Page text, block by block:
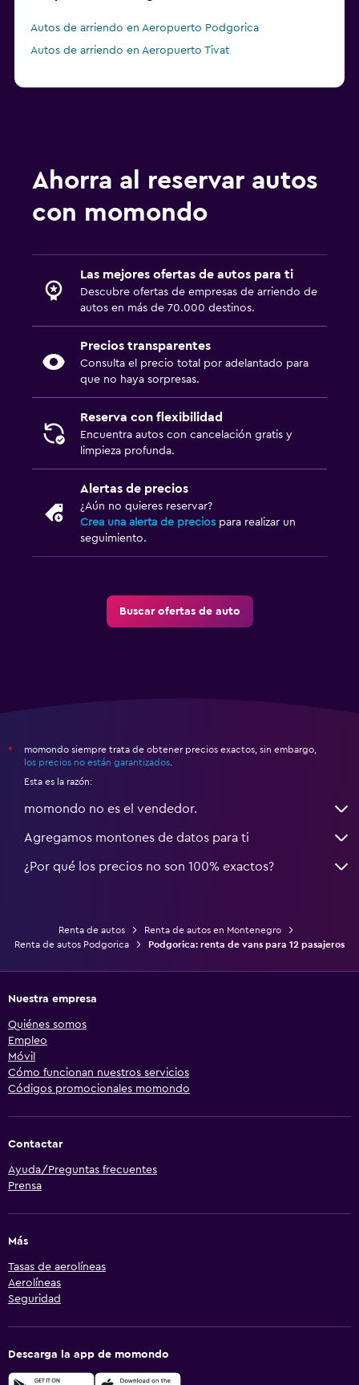
Autos de arriendo en Aeropuerto Podgorica
Autos de arriendo en Aeropuerto Tivat
Ahorra al reservar autos
con momondo
Las mejores ofertas de autos para ti
Descubre ofertas de empresas de arriendo de
autos en más de 70.000 destinos.
Precios transparentes
Consulta el precio total por adelantado para
que no haya sorpresas.
Reserva con flexibilidad
Encuentra autos con cancelación gratis y
limpieza profunda.
Alertas de precios
¿Aún no quieres reservar?
Crea una alerta de precios para realizar un
seguimiento.
Buscar ofertas de auto
*
momondo siempre trata de obtener precios exactos, sin embargo,
los precios no están garantizados.
Esta es la razón:
momondo no es el vendedor.
Agregamos montones de datos para ti
¿Por qué los precios no son 100% exactos?
Renta de autos
Renta de autos en Montenegro
Renta de autos Podgorica
Podgorica: renta de vans para 12 pasajeros
Nuestra empresa
Quiénes somos
Empleo
Móvil
Cómo funcionan nuestros servicios
Códigos promocionales momondo
Contactar
Ayuda/Preguntas frecuentes
Prensa
Más
Tasas de aerolíneas
Aerolíneas
Seguridad
Descarga la app de momondo